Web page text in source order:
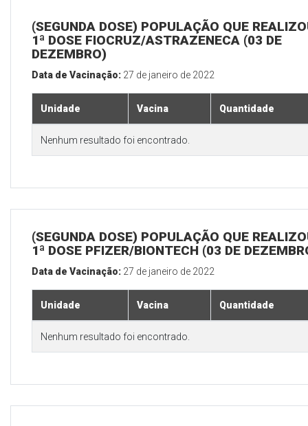
(SEGUNDA DOSE) POPULAÇÃO QUE
1ª DOSE FIOCRUZ/ASTRAZENECA (03 DE
DEZEMBRO)
Data de Vacinação: 27 de janeiro de 2022
Unidade Vacina Quantidade
Nenhum resultado foi encontrado.
(SEGUNDA DOSE) POPULAÇÃO QUE
1ª DOSE PFIZER/BIONTECH (03 DE
Data de Vacinação: 27 de janeiro de 2022
Unidade Vacina Quantidade
Nenhum resultado foi encontrado.